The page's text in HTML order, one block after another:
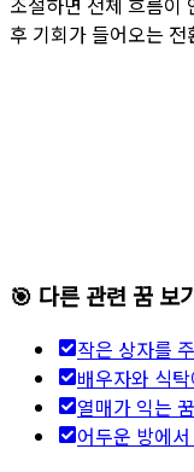
후 기회가 들어오는
🎯 다른 관련 꿈 보
작은 상자를
배우자와 식
열매가 익는
어두운 방에